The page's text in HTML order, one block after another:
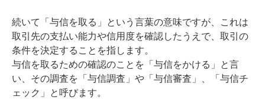
続いて「与信を取る」という言葉の意味ですが、これは
取引先の支払い能力や信用度を確認したうえで、取引の
条件を決定することを指します。
与信を取るための確認のことを「与信をかける」と言
い、その調査を「与信調査」や「与信審査」、「与信チ
ェック」と呼びます。